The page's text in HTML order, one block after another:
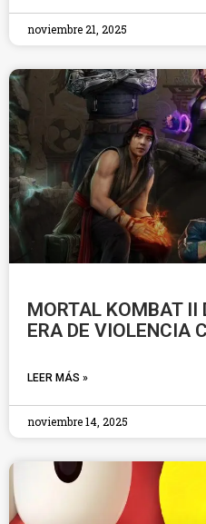
noviembre 21, 2025
MORTAL KOMBAT II
ERA DE VIOLENCIA
LEER MÁS »
noviembre 14, 2025